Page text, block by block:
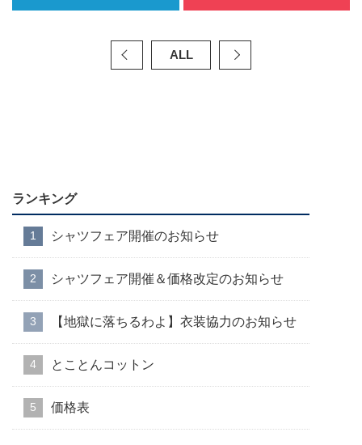
ALL
ランキング
シャツフェア開催のお知らせ
シャツフェア開催＆価格改定のお知らせ
【地獄に落ちるわよ】衣装協力のお知らせ
とことんコットン
価格表